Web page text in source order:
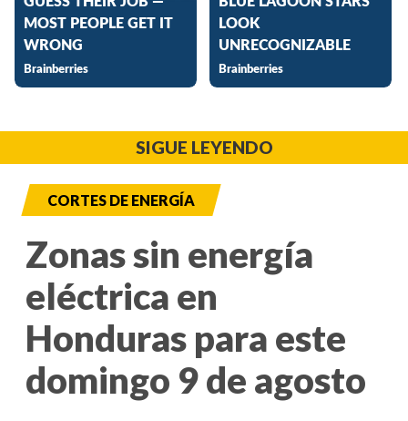
SIGUE LEYENDO
CORTES DE ENERGÍA
Zonas sin energía
eléctrica en
Honduras para este
domingo 9 de agosto